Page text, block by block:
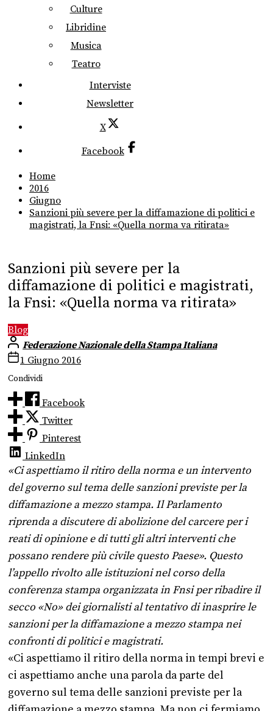
Culture
Libridine
Musica
Teatro
Interviste
Newsletter
X
Facebook
Home
2016
Giugno
Sanzioni più severe per la diffamazione di politici e
magistrati, la Fnsi: «Quella norma va ritirata»
Sanzioni più severe per la
diffamazione di politici e magistrati,
la Fnsi: «Quella norma va ritirata»
Blog
Federazione Nazionale della Stampa Italiana
1 Giugno 2016
Condividi
Facebook
Twitter
Pinterest
LinkedIn
«Ci aspettiamo il ritiro della norma e un intervento
del governo sul tema delle sanzioni previste per la
diffamazione a mezzo stampa. Il Parlamento
riprenda a discutere di abolizione del carcere per i
reati di opinione e di tutti gli altri interventi che
possano rendere più civile questo Paese». Questo
l’appello rivolto alle istituzioni nel corso della
conferenza stampa organizzata in Fnsi per ribadire il
secco «No» dei giornalisti al tentativo di inasprire le
sanzioni per la diffamazione a mezzo stampa nei
confronti di politici e magistrati.
«Ci aspettiamo il ritiro della norma in tempi brevi e
ci aspettiamo anche una parola da parte del
governo sul tema delle sanzioni previste per la